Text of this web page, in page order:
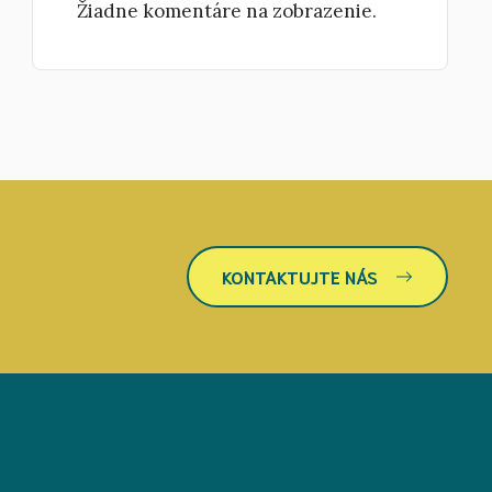
Žiadne komentáre na zobrazenie.
KONTAKTUJTE NÁS